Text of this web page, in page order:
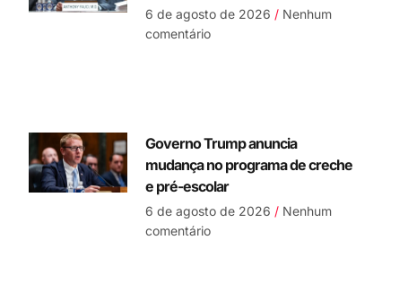
6 de agosto de 2026 Nenhum
comentário
Governo Trump anuncia
mudança no programa de creche
e pré-escolar
6 de agosto de 2026 Nenhum
comentário